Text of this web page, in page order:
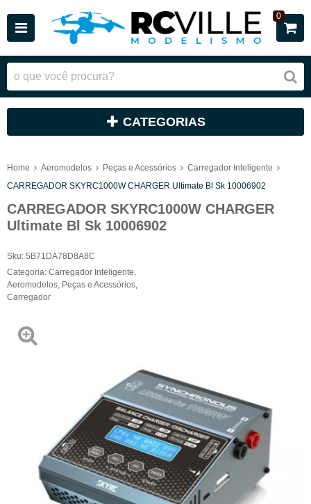
0
CATEGORIAS
Home Aeromodelos Peças e Acessórios
Carregador Inteligente
CARREGADOR SKYRC1000W CHARGER Ultimate Bl Sk 10006902
CARREGADOR SKYRC1000W CHARGER
Ultimate Bl Sk 10006902
Sku: 5B71DA78D8A8C
Categoria: Carregador Inteligente
Aeromodelos Peças e Acessórios
Carregador